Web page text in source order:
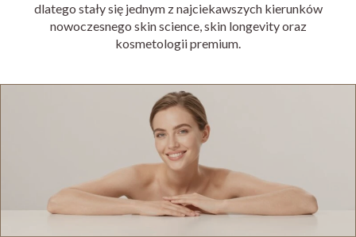
dlatego stały się jednym z najciekawszych kierunków
nowoczesnego skin science, skin longevity oraz
kosmetologii premium.